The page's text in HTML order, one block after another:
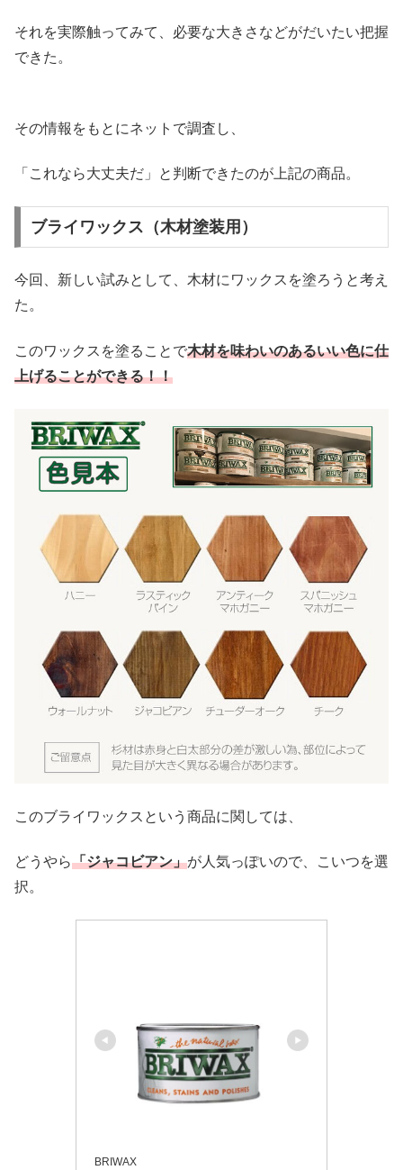
それを実際触ってみて、必要な大きさなどがだいたい把握
できた。
その情報をもとにネットで調査し、
「これなら大丈夫だ」と判断できたのが上記の商品。
ブライワックス（木材塗装用）
今回、新しい試みとして、木材にワックスを塗ろうと考え
た。
このワックスを塗ることで木材を味わいのあるいい色に仕
上げることができる！！
このブライワックスという商品に関しては、
どうやら「ジャコビアン」が人気っぽいので、こいつを選
択。
BRIWAX